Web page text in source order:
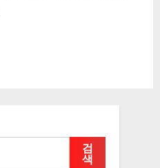
검
색